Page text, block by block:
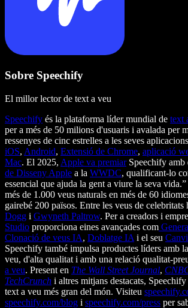
Sobre Speechify
El millor lector de text a veu
Speechify és la plataforma líder mundial de text
per a més de 50 milions d'usuaris i avalada per
ressenyes de cinc estrelles a les seves
iOS, Android, Extensió de Chrome, aplicació
Mac. El 2025, Apple va premiarSpeechify amb
de Disseny Apple a la WWDC, qualificant-lo
essencial que ajuda la gent a viure la seva
més de 1.000 veus naturals en més de 60
gairebé 200 països. Entre les veus de celebritats
Dogg i Gwyneth Paltrow. Per a creadors i
Studio proporciona eines avançades com
Clonació de veus IA, Doblatge IA i el seu
Speechify també impulsa productes líders amb
veu, d'alta qualitat i amb una relació qualitat-
a veu. Present en The Wall Street Journal,
TechCrunch i altres mitjans destacats,
text a veu més gran del món. Visiteu
speechify.com/blog i speechify.com/press per